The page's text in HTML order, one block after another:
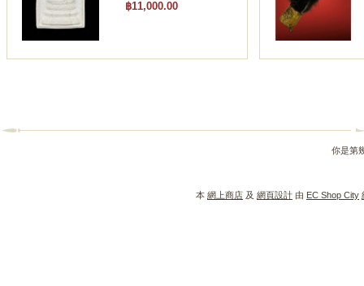
฿11,000.00
你是第
本 網上商店 及 網頁設計 由 EC Shop City